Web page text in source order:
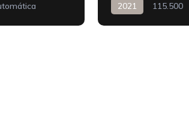
2021 115.500